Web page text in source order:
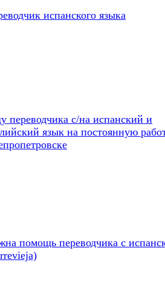
испанского языка
переводчика с/на испанский и
язык на постоянную
помощь переводчика с